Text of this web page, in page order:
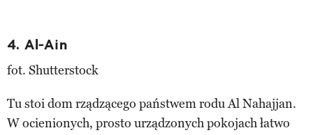
4. Al-Ain
fot. Shutterstock
Tu stoi dom rządzącego państwem rodu Al Nahajjan.
W ocienionych, prosto urządzonych pokojach łatwo